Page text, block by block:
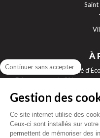
Saint
À
SEMCODA, Société
Département de l'Ain,
Savoie. Numéro 1 de la
SEMCODA bâti aussi des
des résidences
Continuer sans accepter
Gestion des
Ce site internet utilise des
Ceux-ci sont installés sur
permettent de mémoriser des